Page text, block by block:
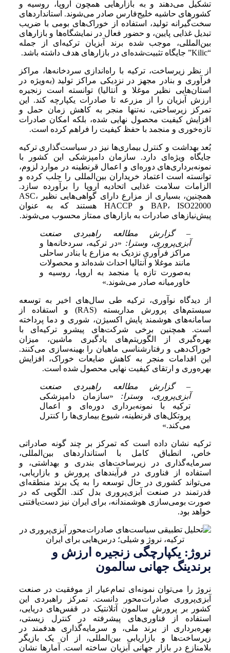
تشکیل می‌دهند و به بازارهایی همچون اروپا، روسیه و
کشورهای حاشیه خلیج‌فارس صادر می‌شوند. استانداردهای
سخت‌گیرانه تولید، استفاده از خوراک‌های بومی با ضریب
تبدیل غذایی پایین، و حضور فعال در نمایشگاه‌ها و بازارهای
بین‌المللی، موجب شده برند آبزیان ترکیه‌ای از جمله
“Kilic” جایگاه تثبیت‌شده‌ای در بازارهای هدف داشته باشد.
از نظر زیرساخت، ترکیه با راه‌اندازی سردخانه‌ها، مراکز
فرآوری و بنادر مجهز در نزدیکی مراکز تولید (به‌ویژه در
استان‌هایی نظیر موغلا و آنتالیا) توانسته است زنجیره
ارزش آبزیان را از مزرعه تا صادرات یکپارچه کند. این
تمرکز زیرساختی، نه‌تنها منجر به کاهش زمان حمل و
افزایش کیفیت محصول نهایی شده، بلکه امکان صادرات
تازه‌خوری و منجمد با حفظ کیفیت را فراهم کرده است.
بُعد بهداشت و کنترل بیماری‌ها نیز در سیاست‌گذاری ترکیه
جایگاه ویژه‌ای دارد. سازمان دامپزشکی این کشور با
نمونه‌برداری‌های دوره‌ای و اعمال قرنطینه در موارد لزوم،
توانسته است اعتماد خریداران بین‌المللی را جلب کرده و
الزامات سلامت غذایی اتحادیه اروپا را برآورده سازد.
همچنین، بسیاری از مزارع دارای گواهی‌هایی نظیر ASC،
BAP، ISO22000 و HACCP هستند که به عنوان
پیش‌نیازهای صادرات به بازارهای ممتاز محسوب می‌شوند.
– گزارش مطالعه راهبردی صنعت
آبزی‌پروری، وسترا: «در ترکیه، سردخانه‌ها و
مراکز فرآوری نزدیک به مزارع یا بنادر ساحلی
مانند موغلا و آنتالیا احداث شده‌اند و محصولات
به‌صورت تازه یا منجمد به اروپا، روسیه و
خاورمیانه صادر می‌شوند.»
از دیدگاه نوآوری، ترکیه طی سال‌های اخیر به توسعه
سیستم‌های پرورش مداربسته (RAS) و استفاده از
سامانه‌های هوشمند پایش اکسیژن، شوری و دما پرداخته
است. همچنین برخی شرکت‌های پیشرو ترکیه‌ای با
بهره‌گیری از الگوریتم‌های یادگیری ماشین، میزان
خوراک‌دهی و رفتارشناسی ماهیان را بهینه‌سازی می‌کنند.
این اقدامات منجر به کاهش ضایعات خوراک، افزایش
بهره‌وری و ارتقای کیفیت نهایی محصول شده است.
– گزارش مطالعه راهبردی صنعت
آبزی‌پروری، وسترا: «سازمان دامپزشکی
ترکیه با نمونه‌برداری دوره‌ای و اعمال
پروتکل‌های قرنطینه، شیوع بیماری‌ها را کنترل
می‌کند.»
ترکیه نشان داده است که تمرکز بر چند گونه صادراتی
خاص، انطباق کامل با استانداردهای بین‌المللی،
سرمایه‌گذاری در زیرساخت‌های بندری و بهداشتی، و
استفاده از فناوری در فرآیندهای پرورش و بازاریابی،
می‌تواند کشوری در حال توسعه را به یک برند منطقه‌ای
قدرتمند در صنعت آبزی‌پروری بدل کند. الگویی که در
صورت بومی‌سازی هوشمندانه، برای ایران نیز دست‌یافتنی
خواهد بود.
نروژ: یکپارچگی زنجیره ارزش و
برندینگ جهانی سالمون
نروژ را می‌توان نمونه‌ای تمام‌عیار از موفقیت در صنعت
آبزی‌پروری صادرات‌محور دانست. تمرکز راهبردی این
کشور بر پرورش سالمون آتلانتیک در قفس‌های دریایی،
استفاده از فناوری‌های پیشرفته در کنترل زیستی،
بهره‌برداری از برند ملی، و سرمایه‌گذاری هدفمند در
زیرساخت‌ها و بازاریابی بین‌المللی، از آن یک بازیگر
بلامنازع در بازار جهانی آبزیان ساخته است. آمارها نشان